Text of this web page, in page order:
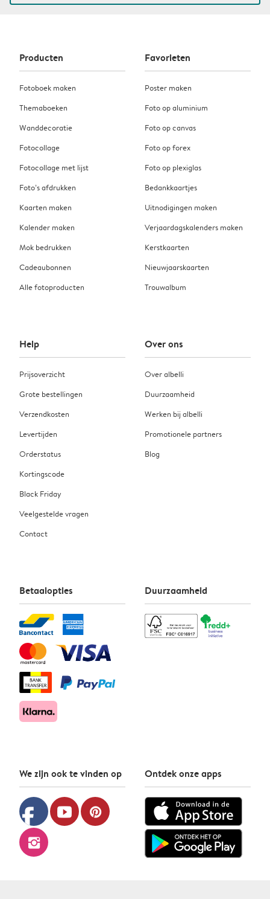
Producten
Fotoboek maken
Themaboeken
Wanddecoratie
Fotocollage
Fotocollage met lijst
Foto’s afdrukken
Kaarten maken
Kalender maken
Mok bedrukken
Cadeaubonnen
Alle fotoproducten
Favorieten
Poster maken
Foto op aluminium
Foto op canvas
Foto op forex
Foto op plexiglas
Bedankkaartjes
Uitnodigingen maken
Verjaardagskalenders maken
Kerstkaarten
Nieuwjaarskaarten
Trouwalbum
Help
Prijsoverzicht
Grote bestellingen
Verzendkosten
Levertijden
Orderstatus
Kortingscode
Black Friday
Veelgestelde vragen
Contact
Over ons
Over albelli
Duurzaamheid
Werken bij albelli
Promotionele partners
Blog
Betaalopties Duurzaamheid
We zijn ook te vinden op
facebook youtube pinterest
instagram
Ontdek onze apps